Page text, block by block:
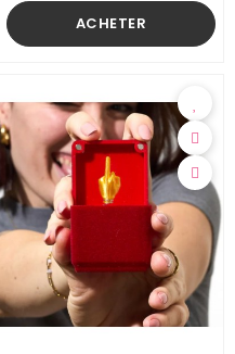
ACHETER